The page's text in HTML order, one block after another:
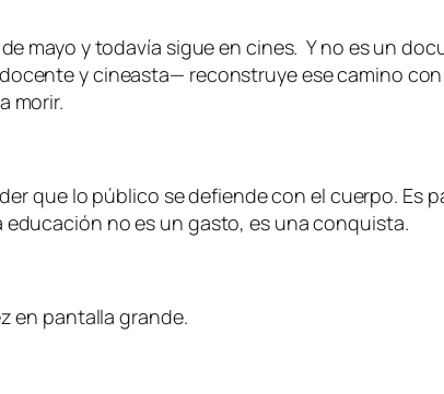
mayo y todavía sigue en cines. Y no es un
y cineasta— reconstruye ese camino
morir.
que lo público se defiende con el cuerpo. Es
no es un gasto, es una conquista.
en pantalla grande.